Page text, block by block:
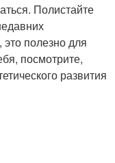
Полистайте
полезно для
посмотрите,
развития